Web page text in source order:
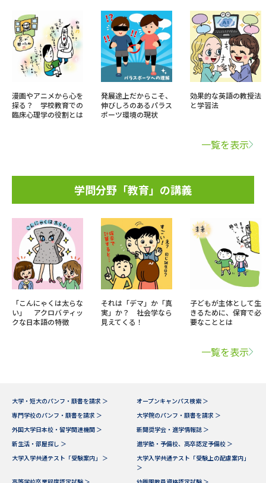
漫画やアニメから心を
探る？ 学校教育での
臨床心理学の役割とは
発展途上だからこそ、
伸びしろのあるパラス
ポーツ環境の現状
効果的な英語の教授法
と学習法
一覧を表示
学問分野「教育」の講義
「こんにゃくは太らな
い」 アクロバティッ
クな日本語の特徴
それは「デマ」か「真
実」か？ 社会学なら
見えてくる！
子どもが主体として生
きるために、保育で必
要なこととは
一覧を表示
大学・短大のパンフ・願書を請求 ＞
オープンキャンパス検索 ＞
専門学校のパンフ・願書を請求 ＞
大学院のパンフ・願書を請求 ＞
外国大学日本校・留学関連機関 ＞
新聞奨学会・進学情報誌 ＞
新生活・部屋探し ＞
進学塾・予備校、高卒認定予備校 ＞
大学入学共通テスト「受験案内」 ＞
大学入学共通テスト「受験上の配慮案内」
＞